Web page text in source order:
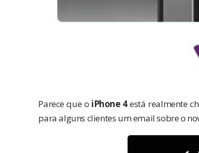
Parece que o iPhone 4está realmente
para alguns clientes um email sobre o